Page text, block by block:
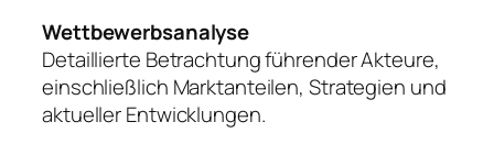
Wettbewerbsanalyse
Detaillierte Betrachtung führender Akteure,
einschließlich Marktanteilen, Strategien und
aktueller Entwicklungen.